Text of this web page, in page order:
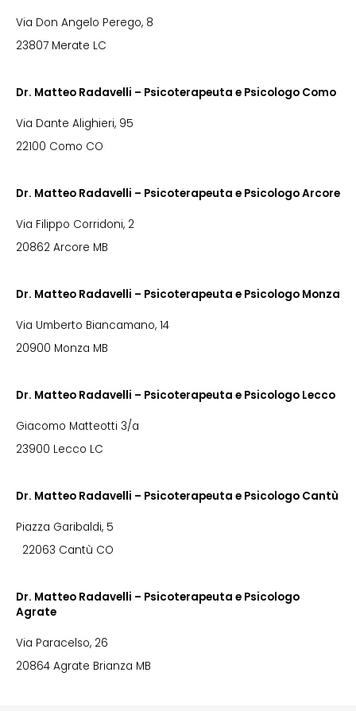
Via Don Angelo Perego, 8
23807 Merate LC
Dr. Matteo Radavelli – Psicoterapeuta e Psicologo Como
Via Dante Alighieri, 95
22100 Como CO
Dr. Matteo Radavelli – Psicoterapeuta e Psicologo Arcore
Via Filippo Corridoni, 2
20862 Arcore MB
Dr. Matteo Radavelli – Psicoterapeuta e Psicologo Monza
Via Umberto Biancamano, 14
20900 Monza MB
Dr. Matteo Radavelli – Psicoterapeuta e Psicologo Lecco
Giacomo Matteotti 3/a
23900 Lecco LC
Dr. Matteo Radavelli – Psicoterapeuta e Psicologo Cantù
Piazza Garibaldi, 5
22063 Cantù CO
Dr. Matteo Radavelli – Psicoterapeuta e Psicologo
Agrate
Via Paracelso, 26
20864 Agrate Brianza MB